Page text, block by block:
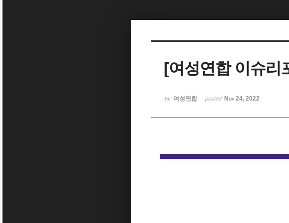
[여성연합 이슈리
by 여성연합 posted Nov 24, 2022
Sketchbook5, 스케치북5
Sketchbook5, 스케치북5